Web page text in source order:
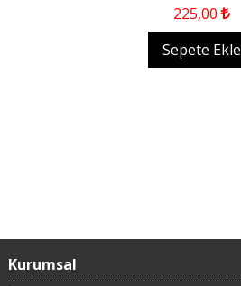
225,00
Sepete Ekle
Kurumsal